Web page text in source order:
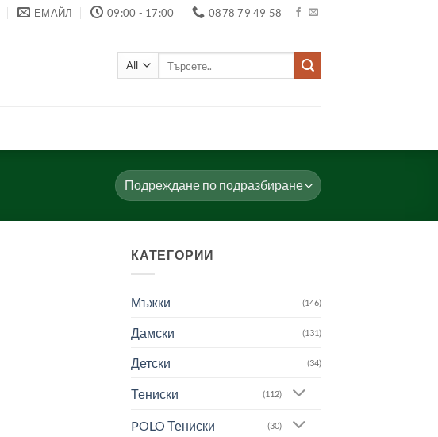
ЕМАЙЛ 09:00 - 17:00 0878 79 49 58
КАТЕГОРИИ
Мъжки (146)
Дамски (131)
Детски (34)
Тениски (112)
POLO Тениски (30)